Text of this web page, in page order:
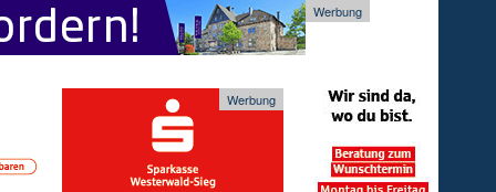
Werbung
Werbung